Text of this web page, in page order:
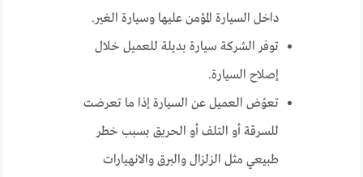
داخل السيارة المؤمن عليها وسيارة الغير.
توفر الشركة سيارة بديلة للعميل خلال
إصلاح السيارة.
تعوُض العميل عن السيارة إذا ما تعرضت
للسرقة أو التلف أو الحريق بسبب خطر
طبيعي مثل الزلزال والبرق والانهيارات